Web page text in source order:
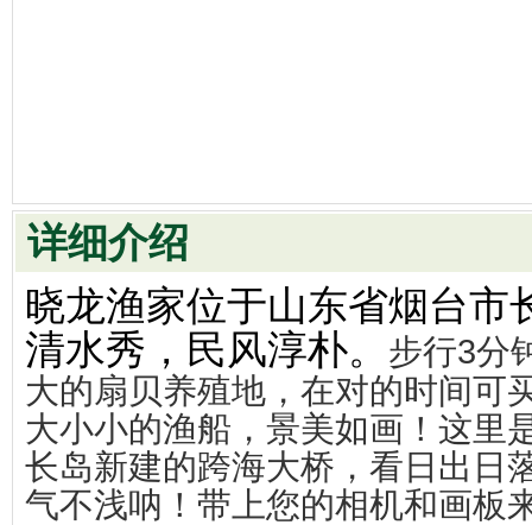
详细介绍
晓龙渔家位于山东省烟台市
清水秀，民风淳朴。
步行3分
大的扇贝养殖地 ，在对的时间可
大小小的渔船，景美如画！这里
长岛新建的跨海大桥，看日出日
气不浅呐！带上您的相机和画板